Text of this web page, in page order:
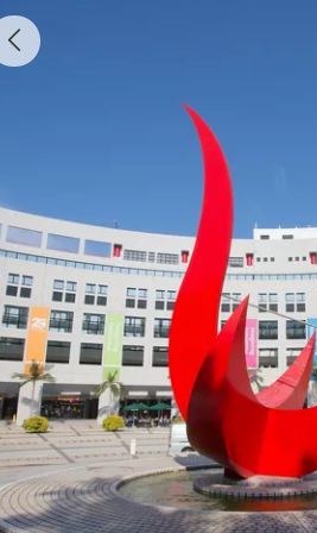
香港科技大学专业录取案例